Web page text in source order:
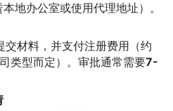
地办公室或使用代理地址）。
交材料，并支付注册费用（约
类型而定）。审批通常需要7-